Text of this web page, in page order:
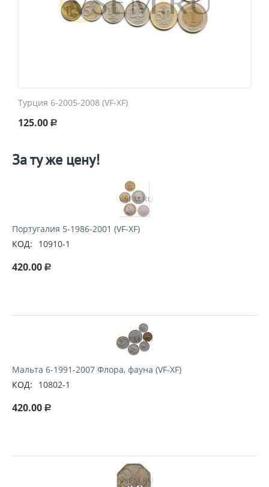
Турция 6-2005-2008 (VF-XF)
125.00 Р
За ту же цену!
Португалия 5-1986-2001 (VF-XF)
КОД:
10910-1
420.00 Р
Мальта 6-1991-2007 Флора, фауна (VF-XF)
КОД:
10802-1
420.00 Р